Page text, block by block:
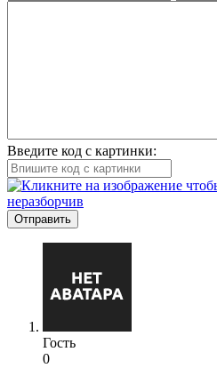
Введите код с картинки:
Отправить
Гость
0